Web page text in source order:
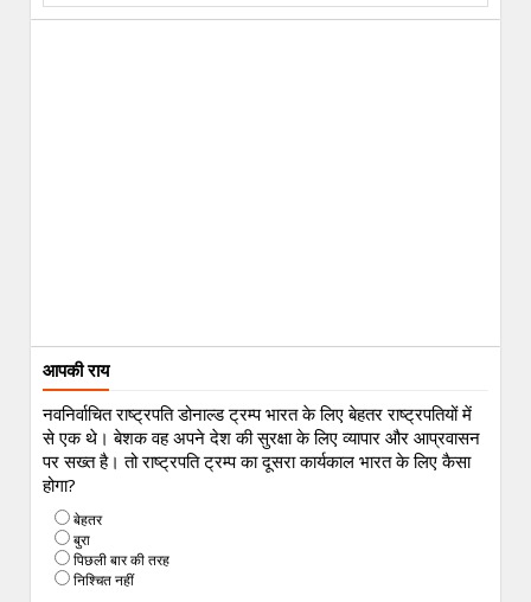
आपकी राय
नवनिर्वाचित राष्ट्रपति डोनाल्ड ट्रम्प भारत के लिए बेहतर राष्ट्रपतियों में
से एक थे। बेशक वह अपने देश की सुरक्षा के लिए व्यापार और आप्रवासन
पर सख्त है। तो राष्ट्रपति ट्रम्प का दूसरा कार्यकाल भारत के लिए कैसा
होगा?
बेहतर
बुरा
पिछली बार की तरह
निश्चित नहीं